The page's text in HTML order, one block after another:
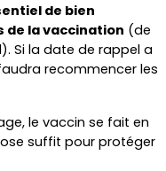
de bien
la vaccination (de
Si la date de rappel a
recommencer les
le vaccin se fait en
suffit pour protéger